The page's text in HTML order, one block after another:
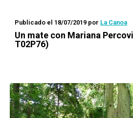
Publicado el 18/07/2019 por La Canoa
Un mate con Mariana
T02P76)